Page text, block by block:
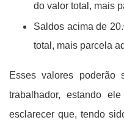
do valor total, mais
Saldos acima de
total, mais parcela
Esses valores poderão
trabalhador, estando
esclarecer que, tendo